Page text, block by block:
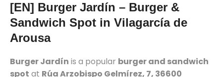
[EN] Burger Jardín – Burger &
Sandwich Spot in Vilagarcía de
Arousa
Burger Jardín is a popular burger and sandwich
spot at Rúa Arzobispo Gelmírez, 7, 36600